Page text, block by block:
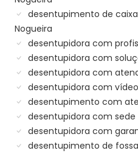
desentupimento de
Nogueira
desentupidora com
desentupidora com
desentupidora com
desentupidora com
desentupimento com
desentupidora com sede
desentupidora com
desentupimento de